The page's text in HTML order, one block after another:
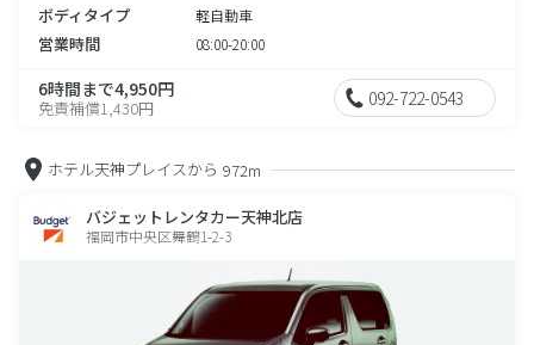
ボディタイプ 軽自動車
営業時間 08:00-20:00
6時間まで4,950円
免責補償1,430円 092-722-0543
ホテル天神プレイスから 972m
バジェットレンタカー天神北店
福岡市中央区舞鶴1-2-3